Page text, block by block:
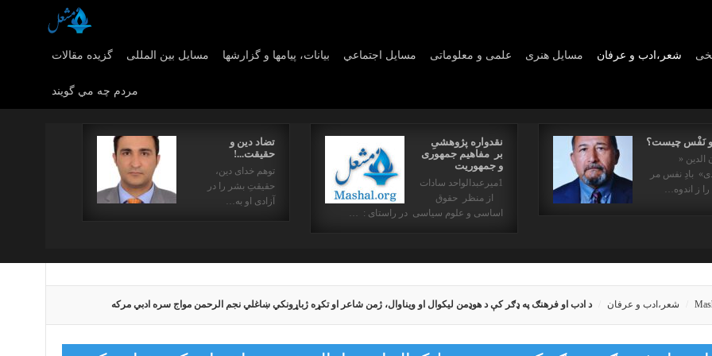
گزیده مقالات مسایل بین المللی بیانات، پیامها و گزارشها مسايل اجتماعي علمی و معلوماتی مسايل هنری شعر،ادب و عرفان
مردم چه مي گويند
تضاد دین و
حقیقت...!
توهم خدای دین،
حقیقتِ بشر را در
آزادی او به…
نقدواره پژوهشیِ
بر مفاهیم جمهوری
و جمهوریت
1میرعبدالواحد سادات
از منظر حقوق
اساسی و علوم سیاسی در راستای : …
و نَفْس چیست؟
الدین «
بادِ نفس مر
را ز اندوه…
شعر،ادب و عرفان د ادب او فرهنګ په ډګر کې د هوډمن لیکوال او ویناوال، ژمن شاعر او تکړه ژباړونکي ښاغلي نجم الرحمن مواج سره ادبي مرکه